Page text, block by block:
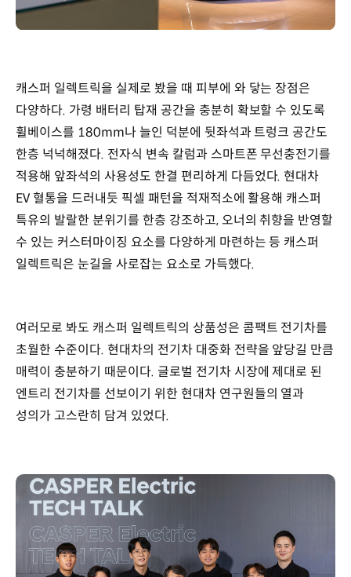
캐스퍼 일렉트릭을 실제로 봤을 때 피부에 와 닿는 장점은
다양하다. 가령 배터리 탑재 공간을 충분히 확보할 수 있도록
휠베이스를 180mm나 늘인 덕분에 뒷좌석과 트렁크 공간도
한층 넉넉해졌다. 전자식 변속 칼럼과 스마트폰 무선충전기를
적용해 앞좌석의 사용성도 한결 편리하게 다듬었다. 현대차
EV 혈통을 드러내듯 픽셀 패턴을 적재적소에 활용해 캐스퍼
특유의 발랄한 분위기를 한층 강조하고, 오너의 취향을 반영할
수 있는 커스터마이징 요소를 다양하게 마련하는 등 캐스퍼
일렉트릭은 눈길을 사로잡는 요소로 가득했다.
여러모로 봐도 캐스퍼 일렉트릭의 상품성은 콤팩트 전기차를
초월한 수준이다. 현대차의 전기차 대중화 전략을 앞당길 만큼
매력이 충분하기 때문이다. 글로벌 전기차 시장에 제대로 된
엔트리 전기차를 선보이기 위한 현대차 연구원들의 열과
성의가 고스란히 담겨 있었다.